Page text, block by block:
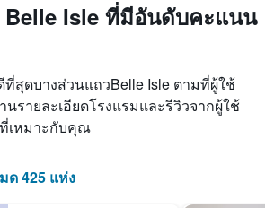
Belle Isle ที่มีอันดับคะแนน
ที่สุดบางส่วนแถวBelle Isle ตามที่ผู้ใช้
นรายละเอียดโรงแรมและรีวิวจากผู้ใช้
เหมาะกับคุณ
ด 425 แห่ง